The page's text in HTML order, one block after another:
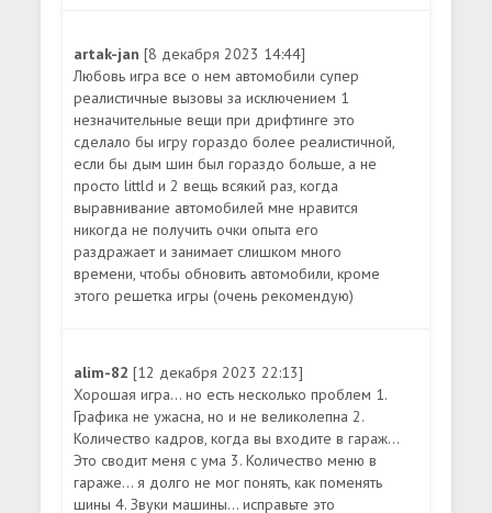
artak-jan[8 декабря 2023 14:44]
Любовь игра все о нем автомобили супер
реалистичные вызовы за исключением 1
незначительные вещи при дрифтинге это
сделало бы игру гораздо более реалистичной,
если бы дым шин был гораздо больше, а не
просто littld и 2 вещь всякий раз, когда
выравнивание автомобилей мне нравится
никогда не получить очки опыта его
раздражает и занимает слишком много
времени, чтобы обновить автомобили, кроме
этого решетка игры (очень рекомендую)
alim-82[12 декабря 2023 22:13]
Хорошая игра... но есть несколько проблем 1.
Графика не ужасна, но и не великолепна 2.
Количество кадров, когда вы входите в гараж...
Это сводит меня с ума 3. Количество меню в
гараже... я долго не мог понять, как поменять
шины 4. Звуки машины... исправьте это